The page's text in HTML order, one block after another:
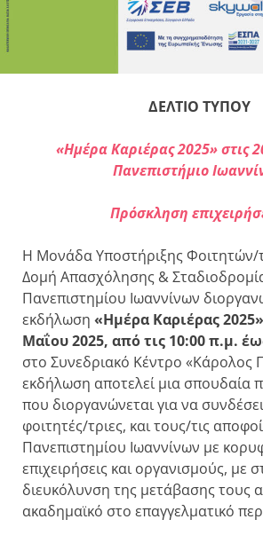
ΔΕΛΤΙΟ ΤΥΠΟΥ
«Ημέρα Καριέρας 2025» στις
Πανεπιστήμιο
Πρόσκληση
Η Μονάδα Υποστήριξης Φοιτητών/
Δομή Απασχόλησης &
Πανεπιστημίου Ιωαννίνων
εκδήλωση «Ημέρα Καριέρας 2025»
Μαΐου2025, από τις 10:00 π.μ.
στο Συνεδριακό Κέντρο «Κάρολος
εκδήλωση αποτελεί μια σπουδαία
που διοργανώνεται για να
φοιτητές/τριες, και τους/τις
Πανεπιστημίου Ιωαννίνων με
επιχειρήσεις και οργανισμούς, με
διευκόλυνση της μετάβασης τους
ακαδημαϊκό στο επαγγελματικό